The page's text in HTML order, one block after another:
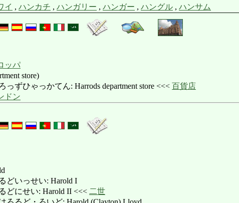
イ , ハンカチ , ハンガリー , ハンガー , ハングル , ハンサム
ッパ
store)
ずひゃっかてん: Harrods department store <<< 百貨店
ドン
どいっせい: Harold I
どにせい: Harold II <<< 二世